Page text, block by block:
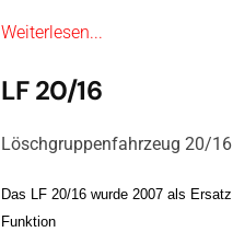
Weiterlesen...
LF 20/16
Löschgruppenfahrzeug 20/16
Das LF 20/16 wurde 2007 als
Funktion